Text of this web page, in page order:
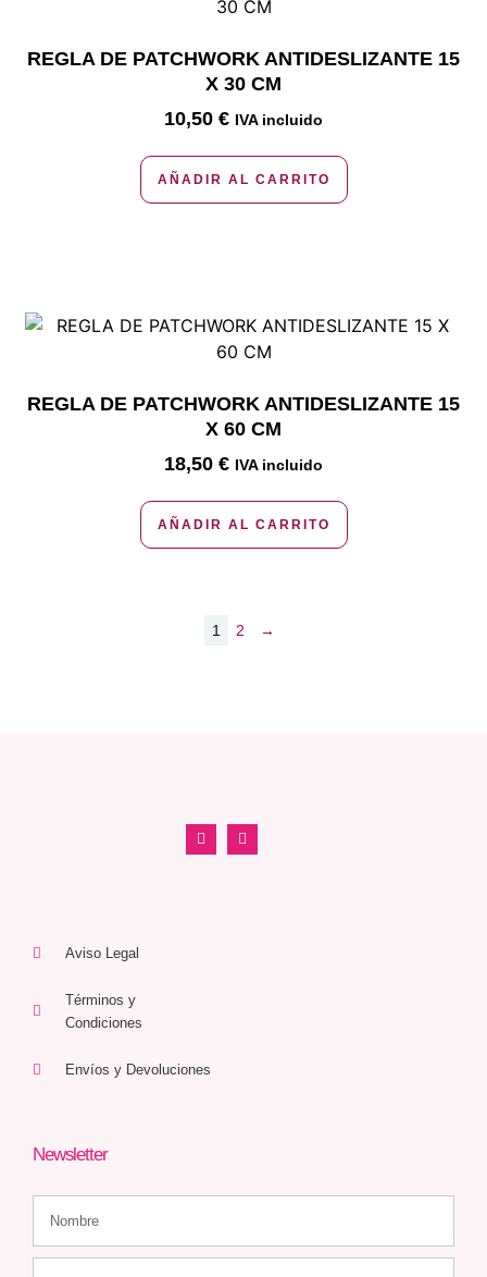
REGLA DE PATCHWORK ANTIDESLIZANTE 15
X 30 CM
10,50 € IVA incluido
AÑADIR AL CARRITO
REGLA DE PATCHWORK ANTIDESLIZANTE 15
X 60 CM
18,50 € IVA incluido
AÑADIR AL CARRITO
1 2 →
Aviso Legal
Términos y
Condiciones
Envíos y Devoluciones
Newsletter